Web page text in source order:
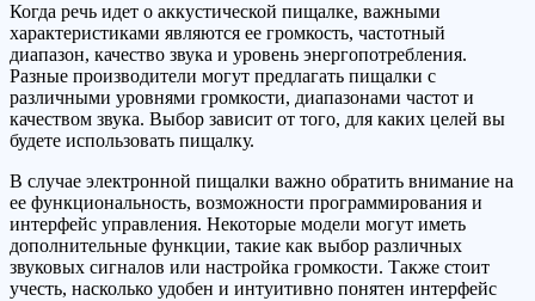
Когда речь идет о аккустической пищалке, важными
характеристиками являются ее громкость, частотный
диапазон, качество звука и уровень энергопотребления.
Разные производители могут предлагать пищалки с
различными уровнями громкости, диапазонами частот и
качеством звука. Выбор зависит от того, для каких целей вы
будете использовать пищалку.
В случае электронной пищалки важно обратить внимание на
ее функциональность, возможности программирования и
интерфейс управления. Некоторые модели могут иметь
дополнительные функции, такие как выбор различных
звуковых сигналов или настройка громкости. Также стоит
учесть, насколько удобен и интуитивно понятен интерфейс